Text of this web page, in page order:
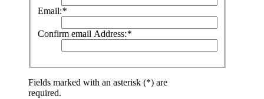
Email:*
Confirm email Address:*
Fields marked with an asterisk (*) are
required.